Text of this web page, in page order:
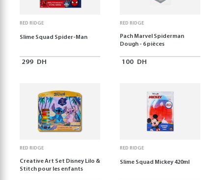
RED RIDGE
Slime Squad Spider-Man
299 DH
RED RIDGE
Pach Marvel Spiderman
Dough - 6 pièces
100 DH
RED RIDGE
Creative Art Set Disney Lilo &
Stitch pour les enfants
RED RIDGE
Slime Squad Mickey 420ml